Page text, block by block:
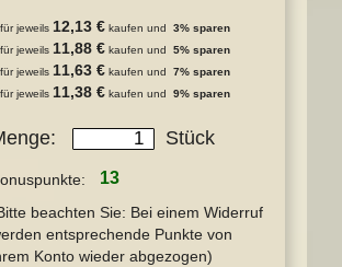
jeweils12,13 € kaufen und 3% sparen
jeweils11,88 € kaufen und 5% sparen
jeweils11,63 € kaufen und 7% sparen
jeweils11,38 € kaufen und 9% sparen
Stück
13
beachten Sie: Bei einem Widerruf
entsprechende Punkte von
Konto wieder abgezogen)